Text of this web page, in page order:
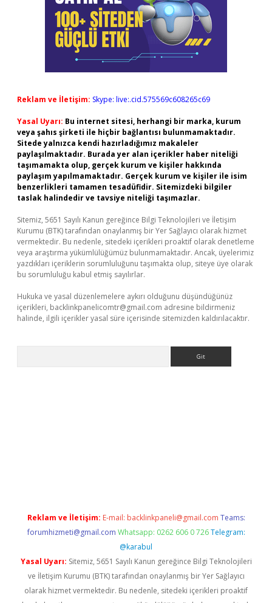
Reklam ve İletişim: Skype: live:.cid.575569c608265c69
Yasal Uyarı: Bu internet sitesi, herhangi bir marka, kurum
veya şahıs şirketi ile hiçbir bağlantısı bulunmamaktadır.
Sitede yalnızca kendi hazırladığımız makaleler
paylaşılmaktadır. Burada yer alan içerikler haber niteliği
taşımamakta olup, gerçek kurum ve kişiler hakkında
paylaşım yapılmamaktadır. Gerçek kurum ve kişiler ile isim
benzerlikleri tamamen tesadüfidir. Sitemizdeki bilgiler
taslak halindedir ve tavsiye niteliği taşımazlar.
Sitemiz, 5651 Sayılı Kanun gereğince Bilgi Teknolojileri ve İletişim
Kurumu (BTK) tarafından onaylanmış bir Yer Sağlayıcı olarak hizmet
vermektedir. Bu nedenle, sitedeki içerikleri proaktif olarak denetleme
veya araştırma yükümlülüğümüz bulunmamaktadır. Ancak, üyelerimiz
yazdıkları içeriklerin sorumluluğunu taşımakta olup, siteye üye olarak
bu sorumluluğu kabul etmiş sayılırlar.
Hukuka ve yasal düzenlemelere aykırı olduğunu düşündüğünüz
içerikleri, backlinkpanelicomtr@gmail.com adresine bildirmeniz
halinde, ilgili içerikler yasal süre içerisinde sitemizden kaldırılacaktır.
Reklam ve İletişim: E-mail: backlinkpaneli@gmail.com Teams:
forumhizmeti@gmail.com Whatsapp: 0262 606 0 726 Telegram:
@karabul
Yasal Uyarı: Sitemiz, 5651 Sayılı Kanun gereğince Bilgi Teknolojileri
ve İletişim Kurumu (BTK) tarafından onaylanmış bir Yer Sağlayıcı
olarak hizmet vermektedir. Bu nedenle, sitedeki içerikleri proaktif